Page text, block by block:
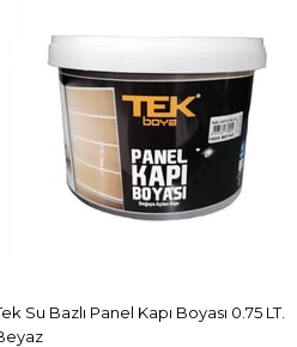
Su Bazlı Panel Kapı Boyası 0.75 LT.